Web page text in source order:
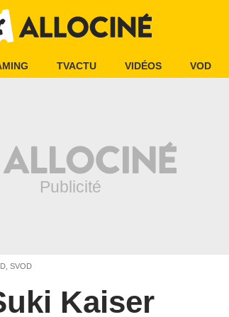
TVACTU VIDÉOS VOD
SVOD
Kaiser